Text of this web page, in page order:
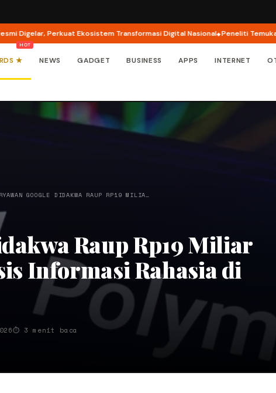
Perkuat Ekosistem Transformasi Digital Nasional Peneliti Temukan
★ NEWS GADGET BUSINESS APPS INTERNET
GOOGLE DIDAKWA RAUP RP19 MILIA…
Raup Rp19 Miliar
Informasi Rahasia di
⏱ 3 menit baca